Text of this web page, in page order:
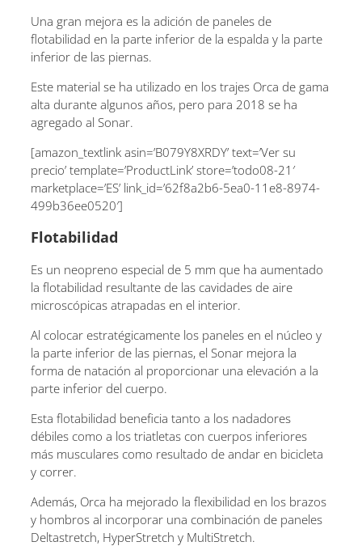
Una gran mejora es la adición de paneles de
flotabilidad en la parte inferior de la espalda y la parte
inferior de las piernas.
Este material se ha utilizado en los trajes Orca de gama
alta durante algunos años, pero para 2018 se ha
agregado al Sonar.
[amazon_textlink asin=’B079Y8XRDY’ text=’Ver su
precio’ template=’ProductLink’ store=’todo08-21′
marketplace=’ES’ link_id=’62f8a2b6-5ea0-11e8-8974-
499b36ee0520′]
Flotabilidad
Es un neopreno especial de 5 mm que ha aumentado
la flotabilidad resultante de las cavidades de aire
microscópicas atrapadas en el interior.
Al colocar estratégicamente los paneles en el núcleo y
la parte inferior de las piernas, el Sonar mejora la
forma de natación al proporcionar una elevación a la
parte inferior del cuerpo.
Esta flotabilidad beneficia tanto a los nadadores
débiles como a los triatletas con cuerpos inferiores
más musculares como resultado de andar en bicicleta
y correr.
Además, Orca ha mejorado la flexibilidad en los brazos
y hombros al incorporar una combinación de paneles
Deltastretch, HyperStretch y MultiStretch.